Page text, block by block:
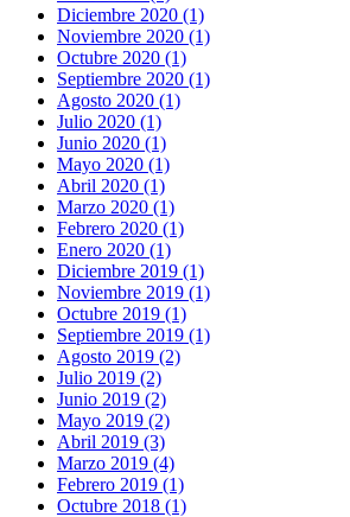
Diciembre 2020 (1)
Noviembre 2020 (1)
Octubre 2020 (1)
Septiembre 2020 (1)
Agosto 2020 (1)
Julio 2020 (1)
Junio 2020 (1)
Mayo 2020 (1)
Abril 2020 (1)
Marzo 2020 (1)
Febrero 2020 (1)
Enero 2020 (1)
Diciembre 2019 (1)
Noviembre 2019 (1)
Octubre 2019 (1)
Septiembre 2019 (1)
Agosto 2019 (2)
Julio 2019 (2)
Junio 2019 (2)
Mayo 2019 (2)
Abril 2019 (3)
Marzo 2019 (4)
Febrero 2019 (1)
Octubre 2018 (1)